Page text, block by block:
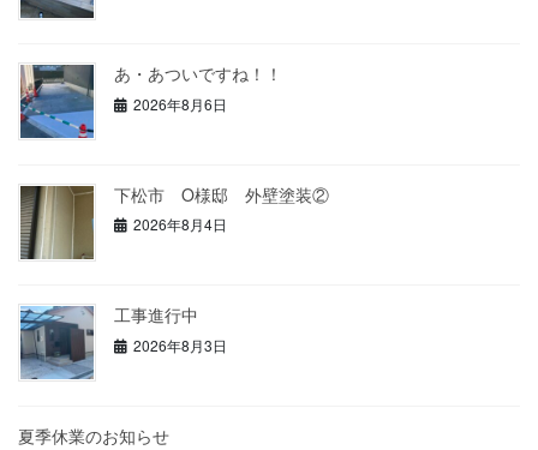
あ・あついですね！！
2026年8月6日
下松市 O様邸 外壁塗装②
2026年8月4日
工事進行中
2026年8月3日
夏季休業のお知らせ